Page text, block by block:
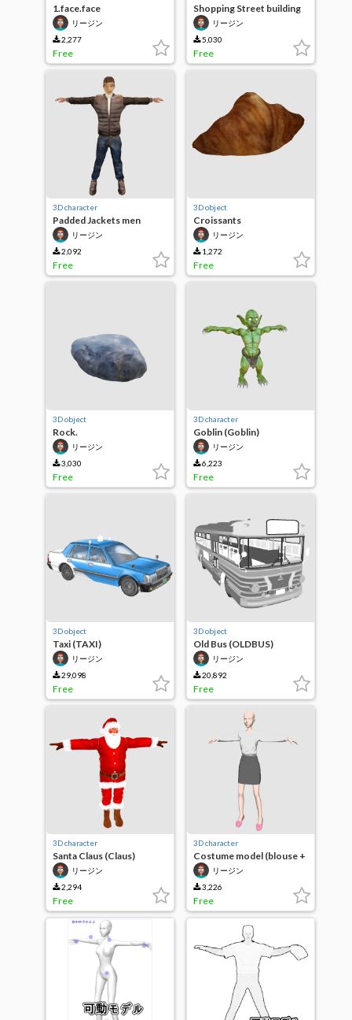
1.face.face
リージン
2,277
Free
Shopping Street building
リージン
5,030
Free
3D character
Padded Jackets men
リージン
2,092
Free
3D object
Croissants
リージン
1,272
Free
3D object
Rock.
リージン
3,030
Free
3D character
Goblin (Goblin)
リージン
6,223
Free
3D object
Taxi (TAXI)
リージン
29,098
Free
3D object
Old Bus (OLDBUS)
リージン
20,892
Free
3D character
Santa Claus (Claus)
リージン
2,294
Free
3D character
Costume model (blouse +
skirt)リージン
3,226
Free